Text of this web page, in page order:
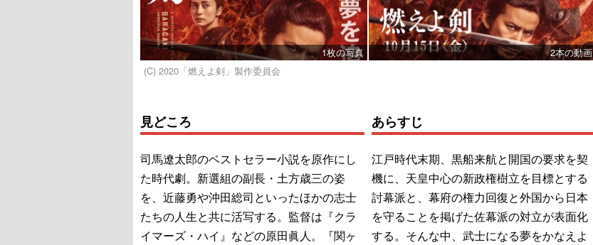
1枚の写真
2本の動画
(C) 2020「燃えよ剣」製作委員会
見どころ
司馬遼太郎のベストセラー小説を原作にし
た時代劇。新選組の副長・土方歳三の姿
を、近藤勇や沖田総司といったほかの志士
たちの人生と共に活写する。監督は『クラ
イマーズ・ハイ』などの原田眞人。『関ヶ
あらすじ
江戸時代末期、黒船来航と開国の要求を契
機に、天皇中心の新政権樹立を目標とする
討幕派と、幕府の権力回復と外国から日本
を守ることを掲げた佐幕派の対立が表面化
する。そんな中、武士になる夢をかなえよ